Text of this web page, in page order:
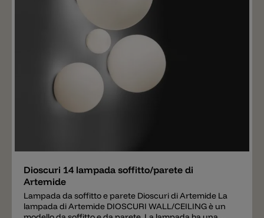
Dioscuri 14 lampada soffitto/parete di
Artemide
Lampada da soffitto e parete Dioscuri di Artemide La
lampada di Artemide DIOSCURI WALL/CEILING è un